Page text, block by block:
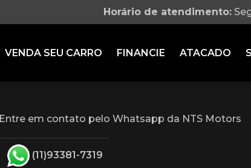
Horário de atendimento:
VENDA SEU CARRO FINANCIE ATACADO
Entre em contato pelo Whatsapp da NTS Motors
(11)93381-7319